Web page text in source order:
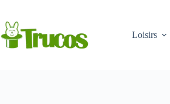
contenu
Loisirs